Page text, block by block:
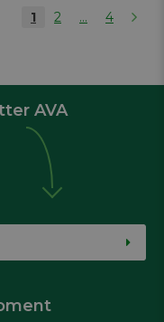
1 2 ... 4
AVA